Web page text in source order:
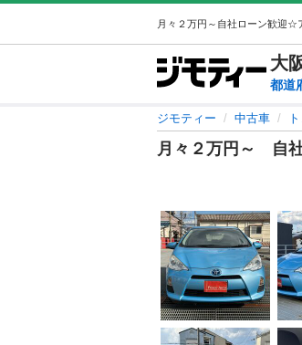
大
都道
ジモティー 中古車
月々２万円～ 自